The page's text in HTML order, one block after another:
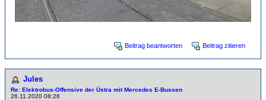
Beitrag beantworten Beitrag zitieren
Jules
Re: Elektrobus-Offensive der Üstra mit Mercedes E-Bussen
26.11.2020 08:26